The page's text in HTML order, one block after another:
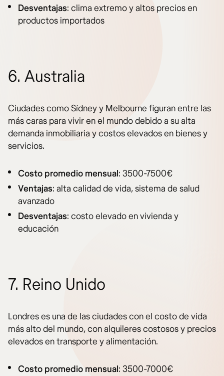
Desventajas: clima extremo y altos precios en
productos importados
6. Australia
Ciudades como Sídney y Melbourne figuran entre las
más caras para vivir en el mundo debido a su alta
demanda inmobiliaria y costos elevados en bienes y
servicios.
Costo promedio mensual: 3500-7500€
Ventajas: alta calidad de vida, sistema de salud
avanzado
Desventajas: costo elevado en vivienda y
educación
7. Reino Unido
Londres es una de las ciudades con el costo de vida
más alto del mundo, con alquileres costosos y precios
elevados en transporte y alimentación.
Costo promedio mensual: 3500-7000€